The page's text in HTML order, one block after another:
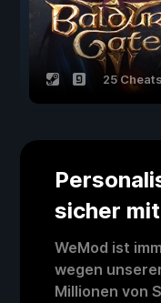
25 Cheats
sicher
WeMod ist
wegen
Millionen von